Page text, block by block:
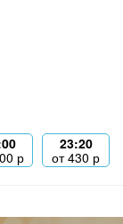
р
23:20
от430 р